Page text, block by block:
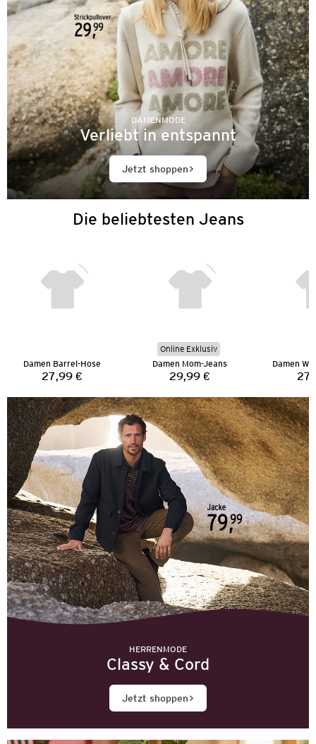
DAMENMODE
Verliebt in entspannt
Jetzt shoppen
Die beliebtesten Jeans
Damen Barrel-Hose
Preis:
27,99 €
Online Exklusiv
Damen Mom-Jeans
Preis:
29,99 €
Damen
HERRENMODE
Classy & Cord
Jetzt shoppen